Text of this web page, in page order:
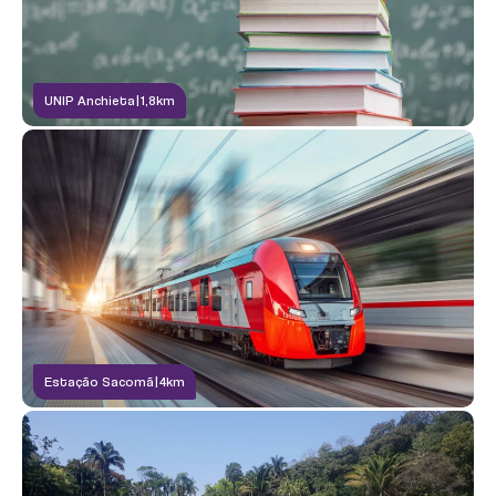
SALÃO DE FESTAS
FITNESS
Maio/26
UNIP Anchieta|1,8km
Estação Sacomã|4km